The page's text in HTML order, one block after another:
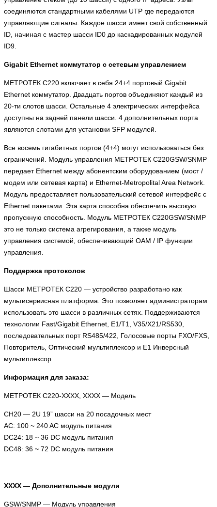
соединяются стандартными кабелями UTP где передаются
управляющие сигналы. Каждое шасси имеет свой собственный
ID, начиная с мастер шасси ID0 до каскадированных модулей
ID9.
Gigabit Ethernet коммутатор с сетевым управлением
МЕТРОТЕК C220 включает в себя 24+4 портовый Gigabit
Ethernet коммутатор. Двадцать портов объединяют каждый из
20-ти слотов шасси. Остальные 4 электрических интерфейса
доступны на задней панели шасси. 4 дополнительных порта
являются слотами для установки SFP модулей.
Все восемь гигабитных портов (4+4) могут использоваться без
ограничений. Модуль управления МЕТРОТЕК C220GSW/SNMP
передает Ethernet между абонентским оборудованием (мост /
модем или сетевая карта) и Ethernet-Metropolital Area Network.
Модуль предоставляет пользовательский сетевой интерфейс с
Ethernet пакетами. Эта карта способна обеспечить высокую
пропускную способность. Модуль МЕТРОТЕК C220GSW/SNMP
это не только система агрегирования, а также модуль
управления системой, обеспечивающий OAM / IP функции
управления.
Поддержка протоколов
Шасси МЕТРОТЕК C220 — устройство разработано как
мультисервисная платформа. Это позволяет администраторам
использовать это шасси в различных сетях. Поддерживаются
технологии Fast/Gigabit Ethernet, E1/T1, V35/X21/RS530,
последовательных порт RS485/422, Голосовые порты FXO/FXS,
Повторитель, Оптический мультиплексор и E1 Инверсный
мультиплексор.
Информация для заказа:
МЕТРОТЕК C220-XXXX, XXXX — Модель
CH20 — 2U 19” шасси на 20 посадочных мест
AC: 100 ~ 240 AC модуль питания
DC24: 18 ~ 36 DC модуль питания
DC48: 36 ~ 72 DC модуль питания
XXXX — Дополнительные модули
GSW/SNMP — Модуль управления